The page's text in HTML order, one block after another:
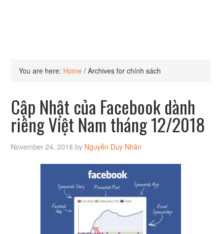
You are here: Home / Archives for chính sách
Cập Nhật của Facebook dành
riêng Việt Nam tháng 12/2018
November 24, 2018 by Nguyễn Duy Nhân